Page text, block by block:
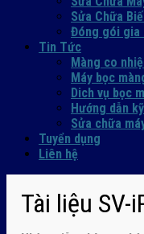
Sửa Chữa
Đóng gói gia
Tin Tức
Màng co
Máy bọc
Dich vụ bọc
Hướng dẫn
Sửa chữa
Tuyển dụng
Liên hệ
Tài liệu SV-